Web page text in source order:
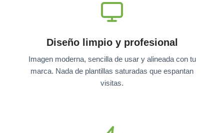
Diseño limpio y profesional
Imagen moderna, sencilla de usar y alineada con tu
marca. Nada de plantillas saturadas que espantan
visitas.